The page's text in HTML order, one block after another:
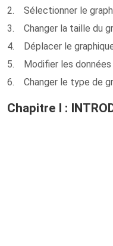
2. Sélectionner le
3. Changer la taille du
4. Déplacer le
5. Modifier les données
6. Changer le type de
Chapitre I :